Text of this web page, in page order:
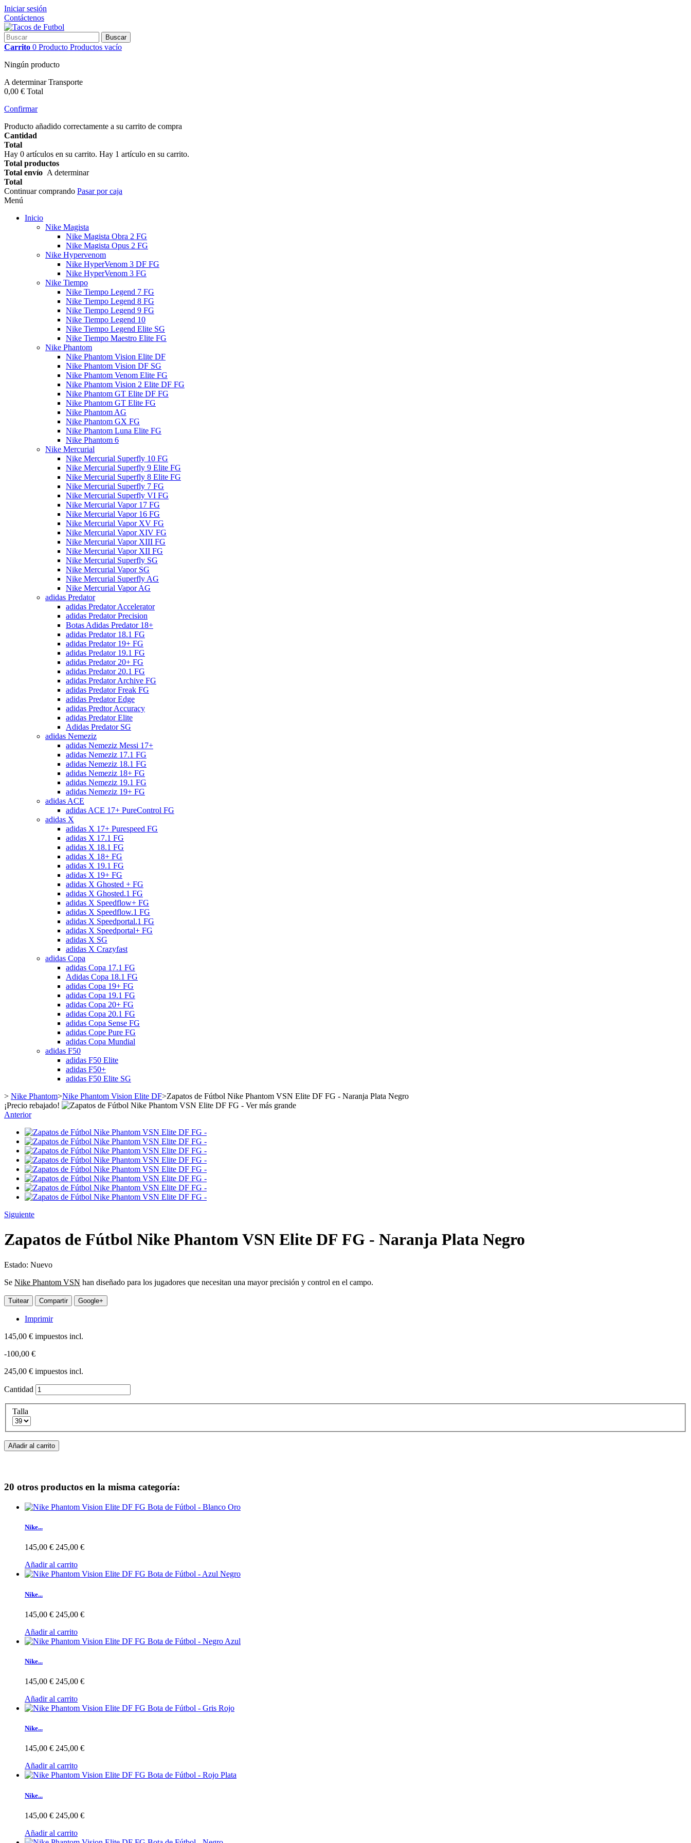
Iniciar sesión
Contáctenos
Buscar
Carrito 0 Producto Productos vacío
Ningún producto
A determinarTransporte
0,00 € Total
Confirmar
Producto añadido correctamente a su carrito de compra
Cantidad
Total
Hay 0 artículos en su carrito. Hay 1 artículo en su carrito.
Total productos
Total envío A determinar
Total
Continuar comprando Pasar por caja
Menú
Inicio
Nike Magista
Nike Magista Obra 2 FG
Nike Magista Opus 2 FG
Nike Hypervenom
Nike HyperVenom 3 DF FG
Nike HyperVenom 3 FG
Nike Tiempo
Nike Tiempo Legend 7 FG
Nike Tiempo Legend 8 FG
Nike Tiempo Legend 9 FG
Nike Tiempo Legend 10
Nike Tiempo Legend Elite SG
Nike Tiempo Maestro Elite FG
Nike Phantom
Nike Phantom Vision Elite DF
Nike Phantom Vision DF SG
Nike Phantom Venom Elite FG
Nike Phantom Vision 2 Elite DF FG
Nike Phantom GT Elite DF FG
Nike Phantom GT Elite FG
Nike Phantom AG
Nike Phantom GX FG
Nike Phantom Luna Elite FG
Nike Phantom 6
Nike Mercurial
Nike Mercurial Superfly 10 FG
Nike Mercurial Superfly 9 Elite FG
Nike Mercurial Superfly 8 Elite FG
Nike Mercurial Superfly 7 FG
Nike Mercurial Superfly VI FG
Nike Mercurial Vapor 17 FG
Nike Mercurial Vapor 16 FG
Nike Mercurial Vapor XV FG
Nike Mercurial Vapor XIV FG
Nike Mercurial Vapor XIII FG
Nike Mercurial Vapor XII FG
Nike Mercurial Superfly SG
Nike Mercurial Vapor SG
Nike Mercurial Superfly AG
Nike Mercurial Vapor AG
adidas Predator
adidas Predator Accelerator
adidas Predator Precision
Botas Adidas Predator 18+
adidas Predator 18.1 FG
adidas Predator 19+ FG
adidas Predator 19.1 FG
adidas Predator 20+ FG
adidas Predator 20.1 FG
adidas Predator Archive FG
adidas Predator Freak FG
adidas Predator Edge
adidas Predtor Accuracy
adidas Predator Elite
Adidas Predator SG
adidas Nemeziz
adidas Nemeziz Messi 17+
adidas Nemeziz 17.1 FG
adidas Nemeziz 18.1 FG
adidas Nemeziz 18+ FG
adidas Nemeziz 19.1 FG
adidas Nemeziz 19+ FG
adidas ACE
adidas ACE 17+ PureControl FG
adidas X
adidas X 17+ Purespeed FG
adidas X 17.1 FG
adidas X 18.1 FG
adidas X 18+ FG
adidas X 19.1 FG
adidas X 19+ FG
adidas X Ghosted + FG
adidas X Ghosted.1 FG
adidas X Speedflow+ FG
adidas X Speedflow.1 FG
adidas X Speedportal.1 FG
adidas X Speedportal+ FG
adidas X SG
adidas X Crazyfast
adidas Copa
adidas Copa 17.1 FG
Adidas Copa 18.1 FG
adidas Copa 19+ FG
adidas Copa 19.1 FG
adidas Copa 20+ FG
adidas Copa 20.1 FG
adidas Copa Sense FG
adidas Cope Pure FG
adidas Copa Mundial
adidas F50
adidas F50 Elite
adidas F50+
adidas F50 Elite SG
> Nike Phantom>Nike Phantom Vision Elite DF>Zapatos de Fútbol Nike Phantom VSN Elite DF FG - Naranja Plata Negro
¡Precio rebajado!
Ver más grande
Anterior
Siguiente
Zapatos de Fútbol Nike Phantom VSN Elite DF FG - Naranja Plata Negro
Estado: Nuevo
Se Nike Phantom VSN han diseñado para los jugadores que necesitan una mayor precisión y control en el campo.
Tuitear Compartir Google+
Imprimir
145,00 € impuestos incl.
-100,00 €
245,00 € impuestos incl.
Cantidad
Talla
Añadir al carrito
20 otros productos en la misma categoría:
Nike...
145,00 € 245,00 €
Añadir al carrito
Nike...
145,00 € 245,00 €
Añadir al carrito
Nike...
145,00 € 245,00 €
Añadir al carrito
Nike...
145,00 € 245,00 €
Añadir al carrito
Nike...
145,00 € 245,00 €
Añadir al carrito